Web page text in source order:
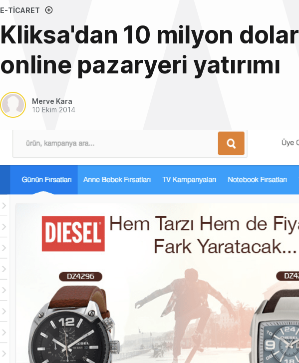
E-TICARET
Kliksa'dan 10 milyon
online pazaryeri yatırımı
Merve Kara
10 Ekim 2014